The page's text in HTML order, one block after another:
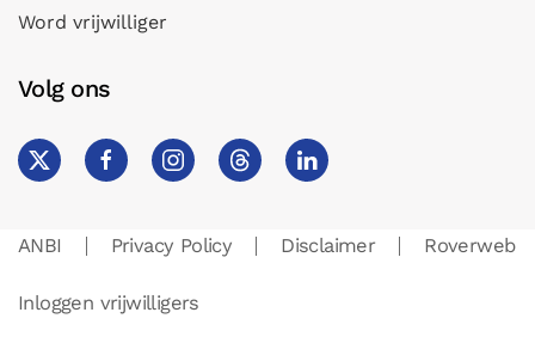
Word vrijwilliger
Volg ons
ANBI Privacy Policy Disclaimer Roverweb
Inloggen vrijwilligers